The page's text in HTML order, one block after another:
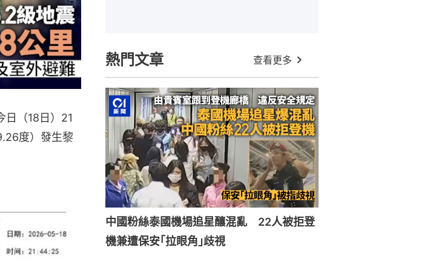
日（18日）21
度）發生黎
熱門文章 查看更多
中國粉絲泰國機場追星釀混亂 22人被拒登
機兼遭保安｢拉眼角｣歧視